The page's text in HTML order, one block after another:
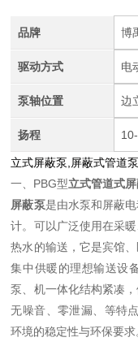
品牌 博
驱动方式 电
泵轴位置 边
扬程
立式屏蔽泵,屏蔽式管道
一、PBG型立式管道式
屏蔽泵是由水泵和屏蔽
计。可以广泛使用在采
热水的输送，它是宾馆
集中供暖的理想输送设
泵、机一体化结构紧凑
无噪音、零泄漏、等特
环境的稳定性与环保要求